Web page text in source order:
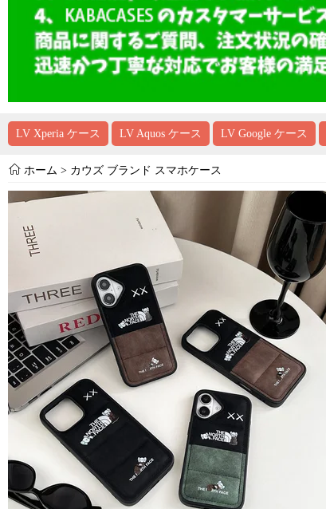
LV Xperia ケース LV Aquos ケース LV Google ケース
ホーム > カウズ ブランド スマホケース